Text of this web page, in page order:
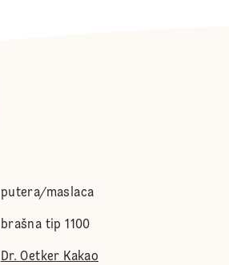
putera/maslaca
brašna tip 1100
Dr. Oetker Kakao